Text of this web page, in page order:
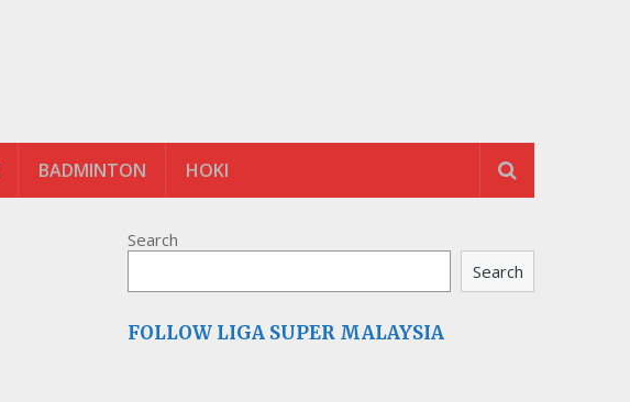
BADMINTON HOKI
Search
Search
FOLLOW LIGA SUPER MALAYSIA